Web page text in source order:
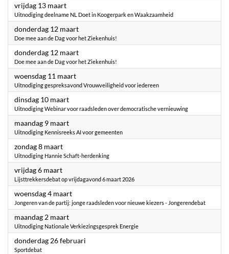
vrijdag 13 maart2026
Uitnodiging deelname NL Doet in Koogerpark en Waakzaamheid
donderdag 12 maart2026
Doe mee aan de Dag voor het Ziekenhuis!
donderdag 12 maart2026
Doe mee aan de Dag voor het Ziekenhuis!
woensdag 11 maart2026
Uitnodiging gespreksavond Vrouwveiligheid voor iedereen
dinsdag 10 maart2026
Uitnodiging Webinar voor raadsleden over democratische vernieuwing
maandag 9 maart2026
Uitnodiging Kennisreeks AI voor gemeenten
zondag 8 maart2026
Uitnodiging Hannie Schaft-herdenking
vrijdag 6 maart2026
Lijsttrekkersdebat op vrijdagavond 6 maart 2026
woensdag 4 maart2026
Jongeren van de partij: jonge raadsleden voor nieuwe kiezers - Jongerendebat
maandag 2 maart2026
Uitnodiging Nationale Verkiezingsgesprek Energie
donderdag 26 februari
Sportdebat